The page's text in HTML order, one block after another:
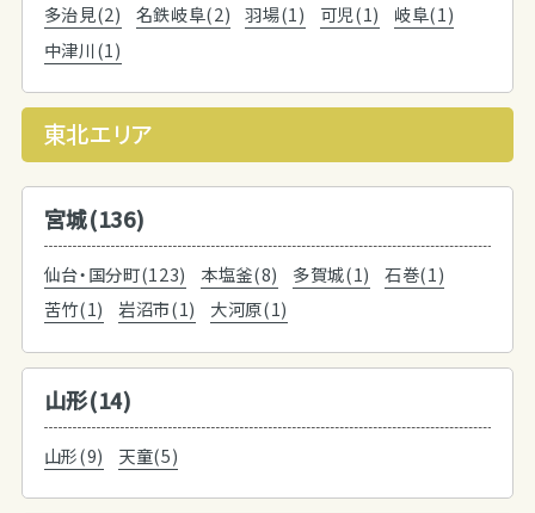
多治見(2) 名鉄岐阜(2) 羽場(1) 可児(1)
岐阜(1)
中津川(1)
東北エリア
宮城(136)
仙台・国分町(123) 本塩釜(8) 多賀城(1)
石巻(1)
苦竹(1)
岩沼市(1) 大河原(1)
山形(14)
山形(9) 天童(5)